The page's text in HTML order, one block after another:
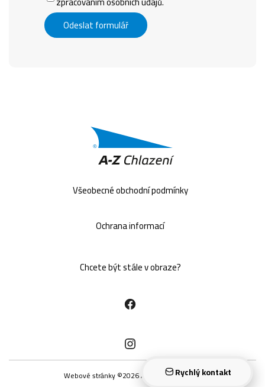
Odeslat formulář
Všeobecné obchodní podmínky
Ochrana informací
Chcete být stále v obraze?
Webové stránky ©2026 A-Z CHLAZENÍ, s.r.o.Rychlý kontakt